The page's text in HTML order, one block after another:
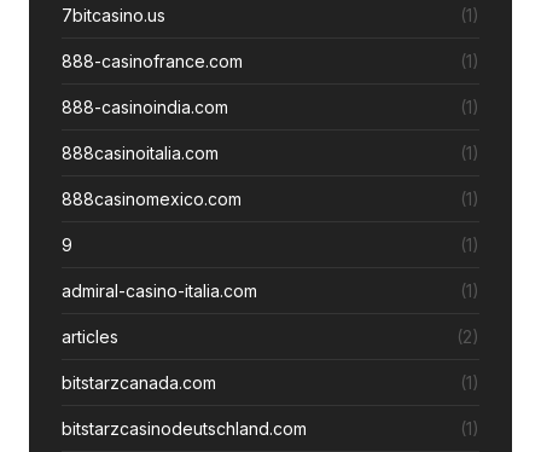
7bitcasino.us (1)
888-casinofrance.com (1)
888-casinoindia.com (1)
888casinoitalia.com (1)
888casinomexico.com (1)
9 (1)
admiral-casino-italia.com (1)
articles (2)
bitstarzcanada.com (1)
bitstarzcasinodeutschland.com (1)